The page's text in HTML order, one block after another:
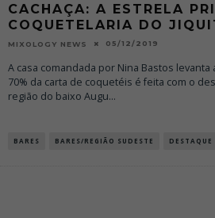
CACHAÇA: A ESTRELA
COQUETELARIA DO
MIXOLOGY NEWS 05/12/2019
A casa comandada por Nina Bastos
70% da carta de coquetéis é feita com o
região do baixo Augu...
BARES BARES/REGIÃO SUDESTE DESTAQUE